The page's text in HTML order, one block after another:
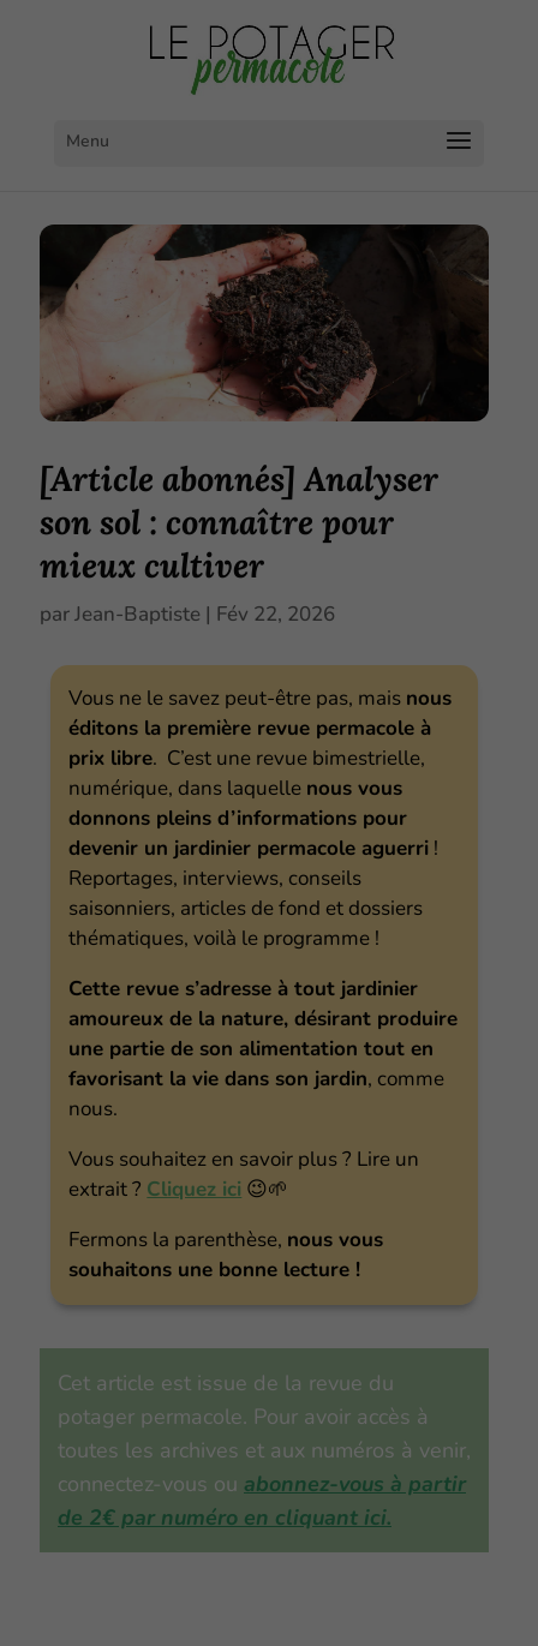
[Article abonnés] Analyser
son sol : connaître pour
mieux cultiver
parJean-Baptiste | Fév 22, 2026
Vous ne le savez peut-être pas, mais nous
éditons la première revue permacole à
prix libre. C’est une revue bimestrielle,
numérique, dans laquelle nous vous
donnons pleins d’informations pour
devenir un jardinier permacole aguerri !
Reportages, interviews, conseils
saisonniers, articles de fond et dossiers
thématiques, voilà le programme !
Cette revue s’adresse à tout jardinier
amoureux de la nature, désirant produire
une partie de son alimentation tout en
favorisant la vie dans son jardin, comme
nous.
Vous souhaitez en savoir plus ? Lire un
extrait ? Cliquez ici 😉🌱
Fermons la parenthèse, nous vous
souhaitons une bonne lecture !
Cet article est issue de la revue du
potager permacole. Pour avoir accès à
toutes les archives et aux numéros à venir,
connectez-vous ou abonnez-vous à partir
de 2€ par numéro en cliquant ici.